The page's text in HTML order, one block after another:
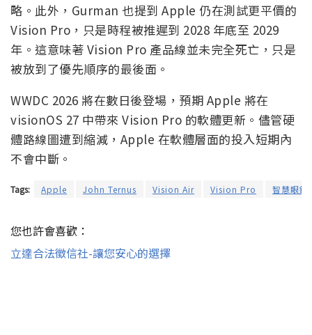
略。此外，Gurman 也提到 Apple 仍在測試更平價的
Vision Pro，只是時程被推遲到 2028 年底至 2029
年。這意味著 Vision Pro 產品線並未完全死亡，只是
被放到了優先順序的最後面。
WWDC 2026 將在數日後登場，預期 Apple 將在
visionOS 27 中帶來 Vision Pro 的軟體更新。儘管硬
體路線圖遭到縮減，Apple 在軟體層面的投入短期內
不會中斷。
Tags: Apple John Ternus Vision Air Vision Pro 智慧眼鏡
您也許會喜歡：
立達合法徵信社-讓您安心的選擇